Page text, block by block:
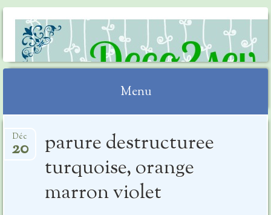
DECO2SEV
Menu
au
parure destructuree
turquoise, orange
marron violet
Déc
20